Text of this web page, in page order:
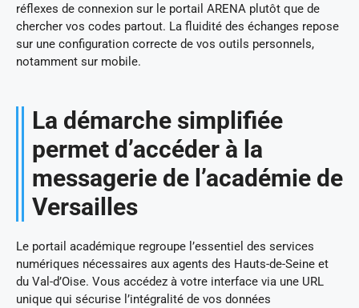
réflexes de connexion sur le portail ARENA plutôt que de
chercher vos codes partout. La fluidité des échanges repose
sur une configuration correcte de vos outils personnels,
notamment sur mobile.
La démarche simplifiée
permet d’accéder à la
messagerie de l’académie de
Versailles
Le portail académique regroupe l’essentiel des services
numériques nécessaires aux agents des Hauts-de-Seine et
du Val-d’Oise. Vous accédez à votre interface via une URL
unique qui sécurise l’intégralité de vos données